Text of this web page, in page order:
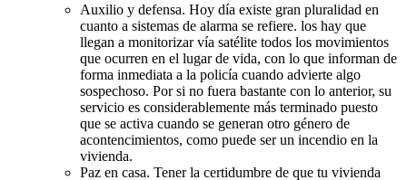
Auxilio y defensa. Hoy día existe gran pluralidad en
cuanto a sistemas de alarma se refiere. los hay que
llegan a monitorizar vía satélite todos los movimientos
que ocurren en el lugar de vida, con lo que informan de
forma inmediata a la policía cuando advierte algo
sospechoso. Por si no fuera bastante con lo anterior, su
servicio es considerablemente más terminado puesto
que se activa cuando se generan otro género de
acontencimientos, como puede ser un incendio en la
vivienda.
Paz en casa. Tener la certidumbre de que tu vivienda